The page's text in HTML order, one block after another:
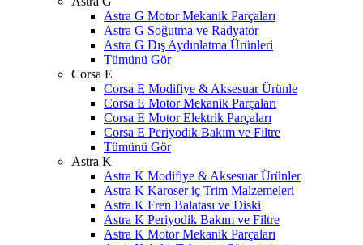
Astra G Motor Mekanik Parçaları
Astra G Soğutma ve Radyatör
Astra G Dış Aydınlatma Ürünleri
Tümünü Gör
Corsa E
Corsa E Modifiye & Aksesuar Ürünle
Corsa E Motor Mekanik Parçaları
Corsa E Motor Elektrik Parçaları
Corsa E Periyodik Bakım ve Filtre
Tümünü Gör
Astra K
Astra K Modifiye & Aksesuar Ürünler
Astra K Karoser iç Trim Malzemeleri
Astra K Fren Balatası ve Diski
Astra K Periyodik Bakım ve Filtre
Astra K Motor Mekanik Parçaları